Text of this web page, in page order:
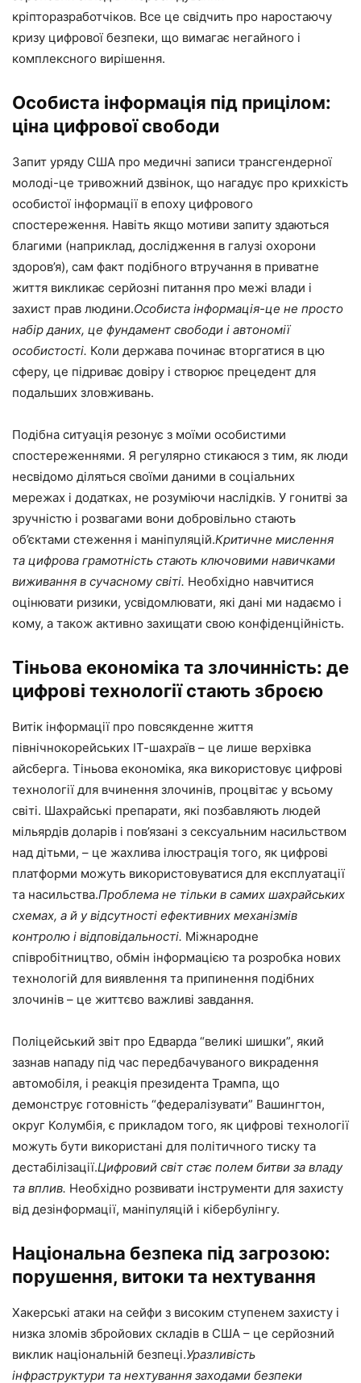
кріпторазработчіков. Все це свідчить про наростаючу
кризу цифрової безпеки, що вимагає негайного і
комплексного вирішення.
Особиста інформація під прицілом:
ціна цифрової свободи
Запит уряду США про медичні записи трансгендерної
молоді-це тривожний дзвінок, що нагадує про крихкість
особистої інформації в епоху цифрового
спостереження. Навіть якщо мотиви запиту здаються
благими (наприклад, дослідження в галузі охорони
здоров’я), сам факт подібного втручання в приватне
життя викликає серйозні питання про межі влади і
захист прав людини.Особиста інформація-це не просто
набір даних, це фундамент свободи і автономії
особистості. Коли держава починає вторгатися в цю
сферу, це підриває довіру і створює прецедент для
подальших зловживань.
Подібна ситуація резонує з моїми особистими
спостереженнями. Я регулярно стикаюся з тим, як люди
несвідомо діляться своїми даними в соціальних
мережах і додатках, не розуміючи наслідків. У гонитві за
зручністю і розвагами вони добровільно стають
об’єктами стеження і маніпуляцій.Критичне мислення
та цифрова грамотність стають ключовими навичками
виживання в сучасному світі. Необхідно навчитися
оцінювати ризики, усвідомлювати, які дані ми надаємо і
кому, а також активно захищати свою конфіденційність.
Тіньова економіка та злочинність: де
цифрові технології стають зброєю
Витік інформації про повсякденне життя
північнокорейських ІТ-шахраїв – це лише верхівка
айсберга. Тіньова економіка, яка використовує цифрові
технології для вчинення злочинів, процвітає у всьому
світі. Шахрайські препарати, які позбавляють людей
мільярдів доларів і пов’язані з сексуальним насильством
над дітьми, – це жахлива ілюстрація того, як цифрові
платформи можуть використовуватися для експлуатації
та насильства.Проблема не тільки в самих шахрайських
схемах, а й у відсутності ефективних механізмів
контролю і відповідальності. Міжнародне
співробітництво, обмін інформацією та розробка нових
технологій для виявлення та припинення подібних
злочинів – це життєво важливі завдання.
Поліцейський звіт про Едварда “великі шишки”, який
зазнав нападу під час передбачуваного викрадення
автомобіля, і реакція президента Трампа, що
демонструє готовність “федералізувати” Вашингтон,
округ Колумбія, є прикладом того, як цифрові технології
можуть бути використані для політичного тиску та
дестабілізації.Цифровий світ стає полем битви за владу
та вплив. Необхідно розвивати інструменти для захисту
від дезінформації, маніпуляцій і кібербулінгу.
Національна безпека під загрозою:
порушення, витоки та нехтування
Хакерські атаки на сейфи з високим ступенем захисту і
низка зломів збройових складів в США – це серйозний
виклик національній безпеці.Уразливість
інфраструктури та нехтування заходами безпеки